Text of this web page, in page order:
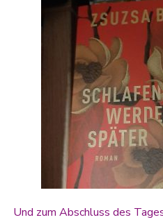
Und zum Abschluss des